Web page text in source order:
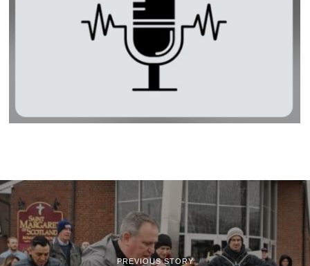
PREVIOUS STORY